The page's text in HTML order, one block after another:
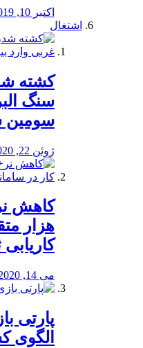
اکتبر 10, 2019
اشتغال
سنگ
سومین
ژوئن 22, 2020
هزار
می 14, 2020
پارتی
الگوی